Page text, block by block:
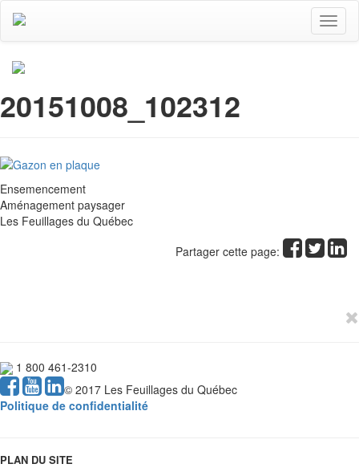
20151008_102312
Ensemencement
Aménagement paysager
Les Feuillages du Québec
Partager cette page:
1 800 461-2310
© 2017 Les Feuillages du Québec
Politique de confidentialité
PLAN DU SITE